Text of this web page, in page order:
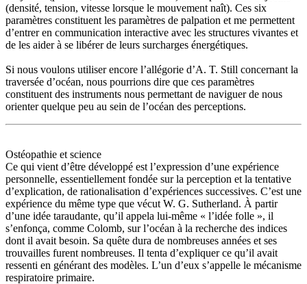
(densité, tension, vitesse lorsque le mouvement naît). Ces six
paramètres constituent les paramètres de palpation et me permettent
d’entrer en communication interactive avec les structures vivantes et
de les aider à se libérer de leurs surcharges énergétiques.
Si nous voulons utiliser encore l’allégorie d’A. T. Still concernant la
traversée d’océan, nous pourrions dire que ces paramètres
constituent des instruments nous permettant de naviguer de nous
orienter quelque peu au sein de l’océan des perceptions.
Ostéopathie et science
Ce qui vient d’être développé est l’expression d’une expérience
personnelle, essentiellement fondée sur la perception et la tentative
d’explication, de rationalisation d’expériences successives. C’est une
expérience du même type que vécut W. G. Sutherland. À partir
d’une idée taraudante, qu’il appela lui-même « l’idée folle », il
s’enfonça, comme Colomb, sur l’océan à la recherche des indices
dont il avait besoin. Sa quête dura de nombreuses années et ses
trouvailles furent nombreuses. Il tenta d’expliquer ce qu’il avait
ressenti en générant des modèles. L’un d’eux s’appelle le mécanisme
respiratoire primaire.